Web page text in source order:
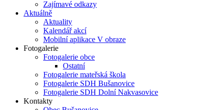
Zajímavé odkazy
Aktuálně
Aktuality
Kalendář akcí
Mobilní aplikace V obraze
Fotogalerie
Fotogalerie obce
Ostatní
Fotogalerie mateřská škola
Fotogalerie SDH Bušanovice
Fotogalerie SDH Dolní Nakvasovice
Kontakty